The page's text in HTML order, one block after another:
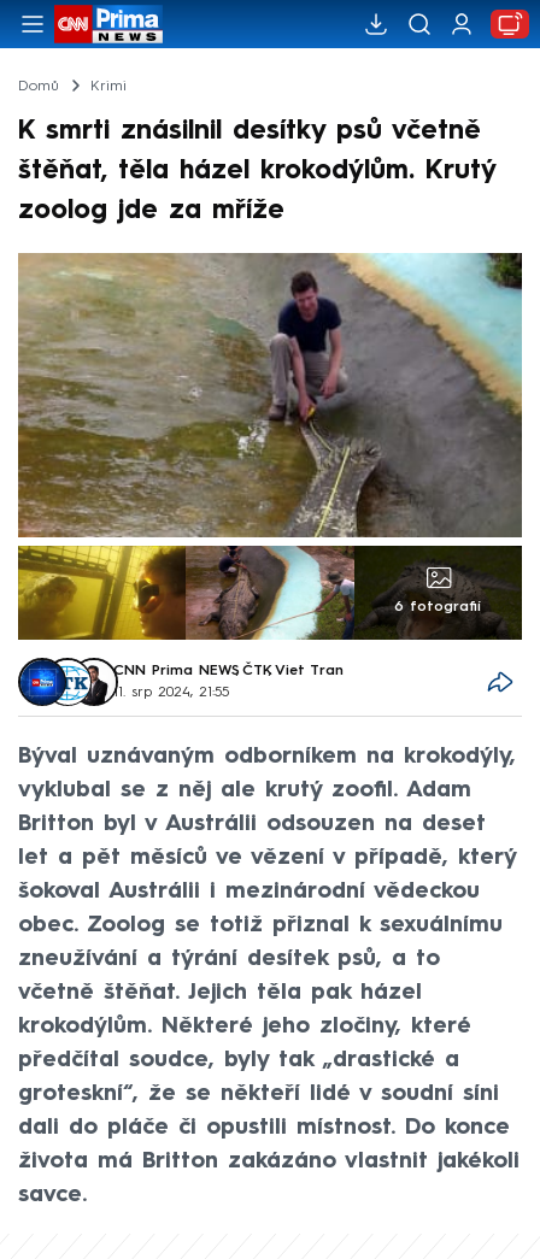
Domů Krimi
K smrti znásilnil desítky psů včetně
štěňat, těla házel krokodýlům. Krutý
zoolog jde za mříže
6 fotografií
CNN Prima NEWS, ČTK, Viet Tran
11. srp 2024, 21:55
Býval uznávaným odborníkem na krokodýly,
vyklubal se z něj ale krutý zoofil. Adam
Britton byl v Austrálii odsouzen na deset
let a pět měsíců ve vězení v případě, který
šokoval Austrálii i mezinárodní vědeckou
obec. Zoolog se totiž přiznal k sexuálnímu
zneužívání a týrání desítek psů, a to
včetně štěňat. Jejich těla pak házel
krokodýlům. Některé jeho zločiny, které
předčítal soudce, byly tak „drastické a
groteskní“, že se někteří lidé v soudní síni
dali do pláče či opustili místnost. Do konce
života má Britton zakázáno vlastnit jakékoli
savce.